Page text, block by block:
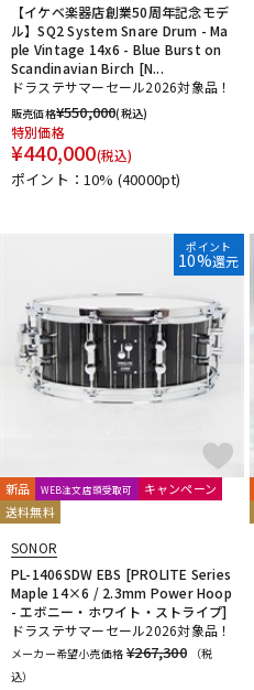
【イケベ楽器店創業50周年記念モデ
ル】SQ2 System Snare Drum - Ma
ple Vintage 14x6 - Blue Burst on
Scandinavian Birch [N...
ドラステサマーセール2026対象品！
販売価格¥550,000(税込)
特別価格
¥440,000(税込)
ポイント：10% (40000pt)
ポイント
10%還元
新品 WEB注文店頭受取可
キャンペーン
送料無料
SONOR
PL-1406SDW EBS [PROLITE Series
Maple 14×6 / 2.3mm Power Hoop
- エボニー・ホワイト・ストライプ]
ドラステサマーセール2026対象品！
メーカー希望小売価格 ¥267,300
（税
込）